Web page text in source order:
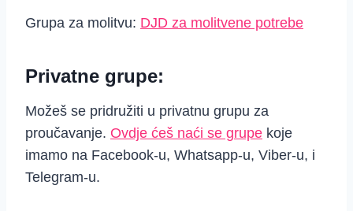
Grupa za molitvu: DJD za molitvene potrebe
Privatne grupe:
Možeš se pridružiti u privatnu grupu za
proučavanje. Ovdje ćeš naći se grupe koje
imamo na Facebook-u, Whatsapp-u, Viber-u, i
Telegram-u.